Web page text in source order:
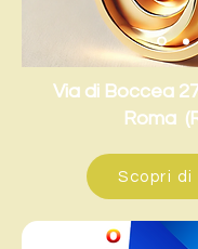
Via di Boccea
Roma
Scopri di